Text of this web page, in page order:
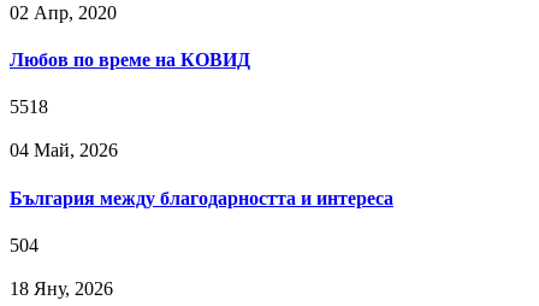
02 Апр, 2020
Любов по време на КОВИД
5518
04 Май, 2026
България между благодарността и интереса
504
18 Яну, 2026